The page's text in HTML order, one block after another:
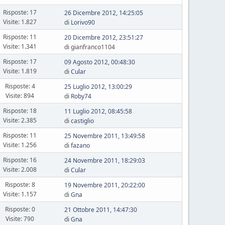
Risposte: 17
Visite: 1.827
26 Dicembre 2012, 14:25:05
di Lorivo90
Risposte: 11
Visite: 1.341
20 Dicembre 2012, 23:51:27
di gianfranco1104
Risposte: 17
Visite: 1.819
09 Agosto 2012, 00:48:30
di Cular
Risposte: 4
Visite: 894
25 Luglio 2012, 13:00:29
di Roby74
Risposte: 18
Visite: 2.385
11 Luglio 2012, 08:45:58
di castiglio
Risposte: 11
Visite: 1.256
25 Novembre 2011, 13:49:58
di fazano
Risposte: 16
Visite: 2.008
24 Novembre 2011, 18:29:03
di Cular
Risposte: 8
Visite: 1.157
19 Novembre 2011, 20:22:00
di Gna
Risposte: 0
Visite: 790
21 Ottobre 2011, 14:47:30
di Gna